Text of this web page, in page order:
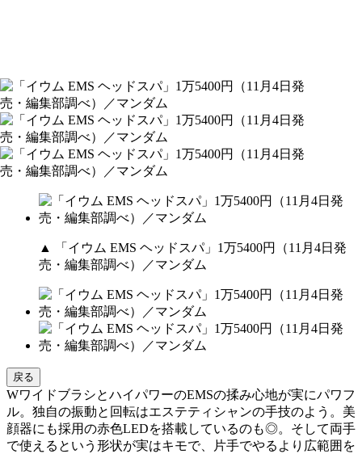
▲ 「イウム EMS ヘッドスパ」1万5400円（11月4日発
売・編集部調べ）／マンダム
戻る
WワイドブラシとハイパワーのEMSの揉み心地が実にパワフ
ル。独自の振動と回転はエステティシャンの手技のよう。美
顔器にも採用の赤色LEDを搭載しているのも◎。そして両手
で使えるという形状が実はキモで、片手でやるより広範囲を